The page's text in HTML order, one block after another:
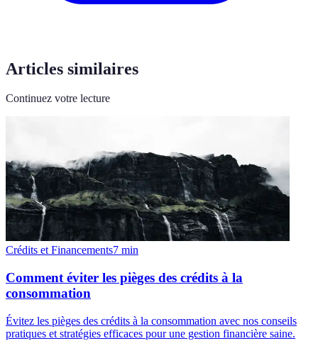
Articles similaires
Continuez votre lecture
Crédits et Financements7 min
Comment éviter les pièges des crédits à la
consommation
Évitez les pièges des crédits à la consommation avec nos conseils
pratiques et stratégies efficaces pour une gestion financière saine.